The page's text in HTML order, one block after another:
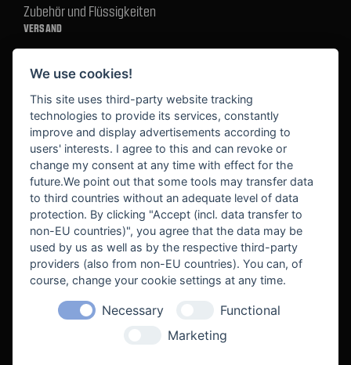
Zubehör und Flüssigkeiten
VERSAND
BEKANNT AUS
We use cookies!
This site uses third-party website tracking
technologies to provide its services, constantly
improve and display advertisements according to
users' interests. I agree to this and can revoke or
change my consent at any time with effect for the
future.We point out that some tools may transfer data
to third countries without an adequate level of data
protection. By clicking "Accept (incl. data transfer to
non-EU countries)", you agree that the data may be
used by us as well as by the respective third-party
providers (also from non-EU countries). You can, of
course, change your cookie settings at any time.
Necessary
Functional
Marketing